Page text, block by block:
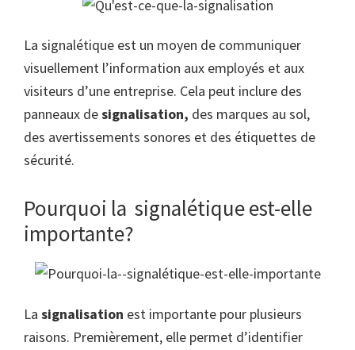
La signalétique est un moyen de communiquer
visuellement l’information aux employés et aux
visiteurs d’une entreprise. Cela peut inclure des
panneaux designalisation, des marques au sol,
des avertissements sonores et des étiquettes de
sécurité.
Pourquoi la signalétique est-elle
importante?
La signalisation est importante pour plusieurs
raisons. Premièrement, elle permet d’identifier